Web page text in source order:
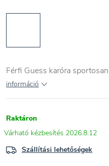
Férfi Guess karóra
információ
Raktáron
2026.8.12
Szállítási lehetőségek